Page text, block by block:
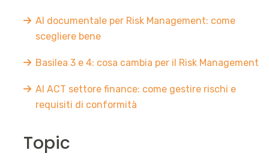
AI documentale per Risk Management: come
scegliere bene
Basilea 3 e 4: cosa cambia per il Risk Management
AI ACT settore finance: come gestire rischi e
requisiti di conformità
Topic